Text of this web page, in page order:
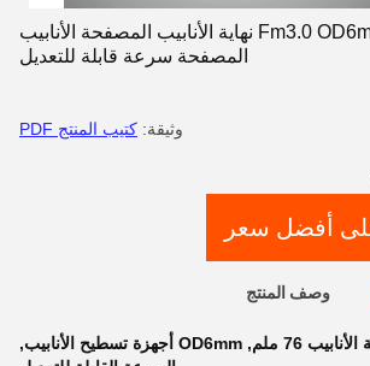
Fm3.0 OD6mm~76mm نهاية الأنابيب المصفحة الأنابيب
المصفحة سرعة قابلة للتعديل
وثيقة: كتيب المنتج PDF
أفضل سعر
وصف المنتج
76 ملم , OD6mm أجهزة تسطيح الأنابيب
,